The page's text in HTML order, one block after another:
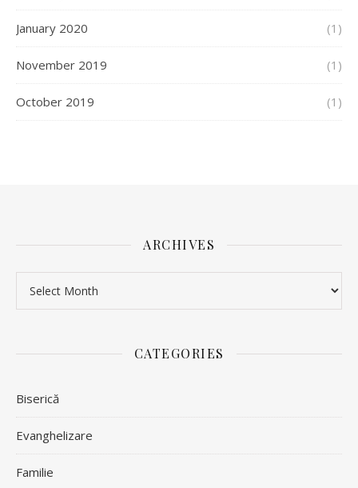
January 2020 (1)
November 2019 (1)
October 2019 (1)
ARCHIVES
CATEGORIES
Biserică
Evanghelizare
Familie